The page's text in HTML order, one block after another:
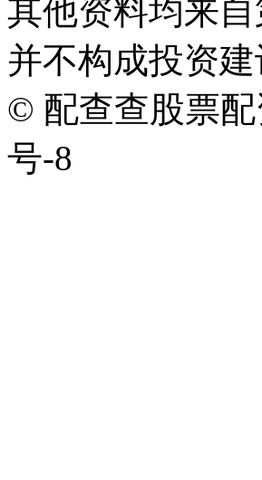
其他资料均来
并不构成投资
© 配查查股票配
号-8